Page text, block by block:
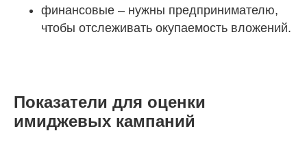
финансовые – нужны предпринимателю,
чтобы отслеживать окупаемость вложений.
Показатели для оценки
имиджевых кампаний